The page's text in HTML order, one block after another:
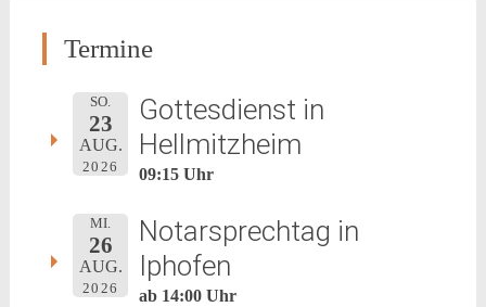
Termine
SO.
23
AUG.
2026
Gottesdienst in
Hellmitzheim
09:15 Uhr
MI.
26
AUG.
2026
Notarsprechtag in
Iphofen
ab 14:00 Uhr